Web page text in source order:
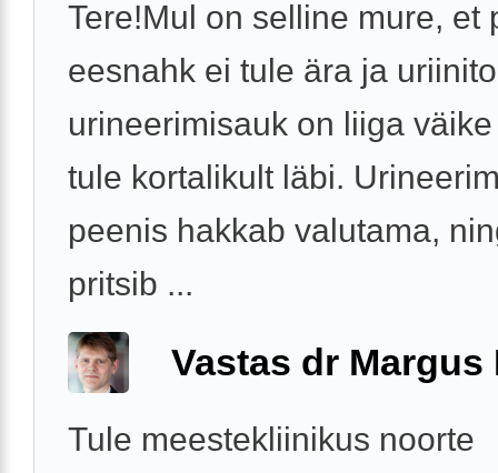
Tere!Mul on selline mure, et
eesnahk ei tule ära ja
urineerimisauk on liiga
tule kortalikult läbi.
peenis hakkab valutama,
pritsib ...
Vastas dr Margus
Tule meestekliinikus noorte